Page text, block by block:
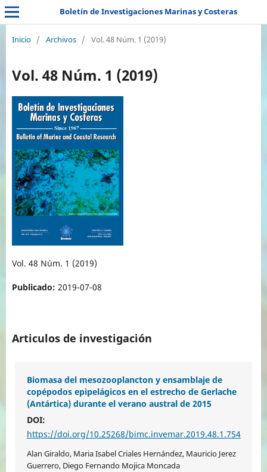
Boletín de Investigaciones Marinas y Costeras
Inicio / Archivos / Vol. 48 Núm. 1 (2019)
Vol. 48 Núm. 1 (2019)
Vol. 48 Núm. 1 (2019)
Publicado: 2019-07-08
Articulos de investigación
Biomasa del mesozooplancton y ensamblaje de
copépodos epipelágicos en el estrecho de Gerlache
(Antártica) durante el verano austral de 2015
DOI:
https://doi.org/10.25268/bimc.invemar.2019.48.1.754
Alan Giraldo, Maria Isabel Criales Hernández, Mauricio Jerez
Guerrero, Diego Fernando Mojica Moncada